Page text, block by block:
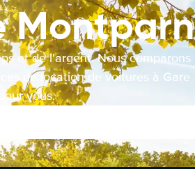
et de l'argent. Nous comparons
de location de voitures à Gare
vous.